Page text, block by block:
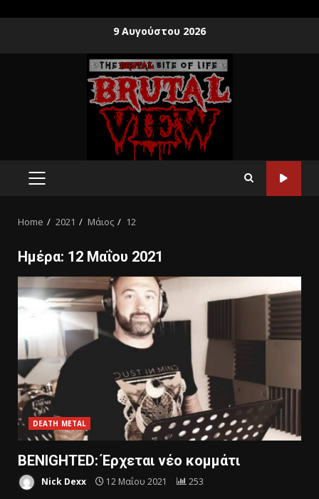
9 Αυγούστου 2026
Home 2021 Μάιος 12
Ημέρα: 12 Μαΐου 2021
DEATH METAL
BENIGHTED: Έρχεται νέο κομμάτι
Nick Dexx 12 Μαΐου 2021 253